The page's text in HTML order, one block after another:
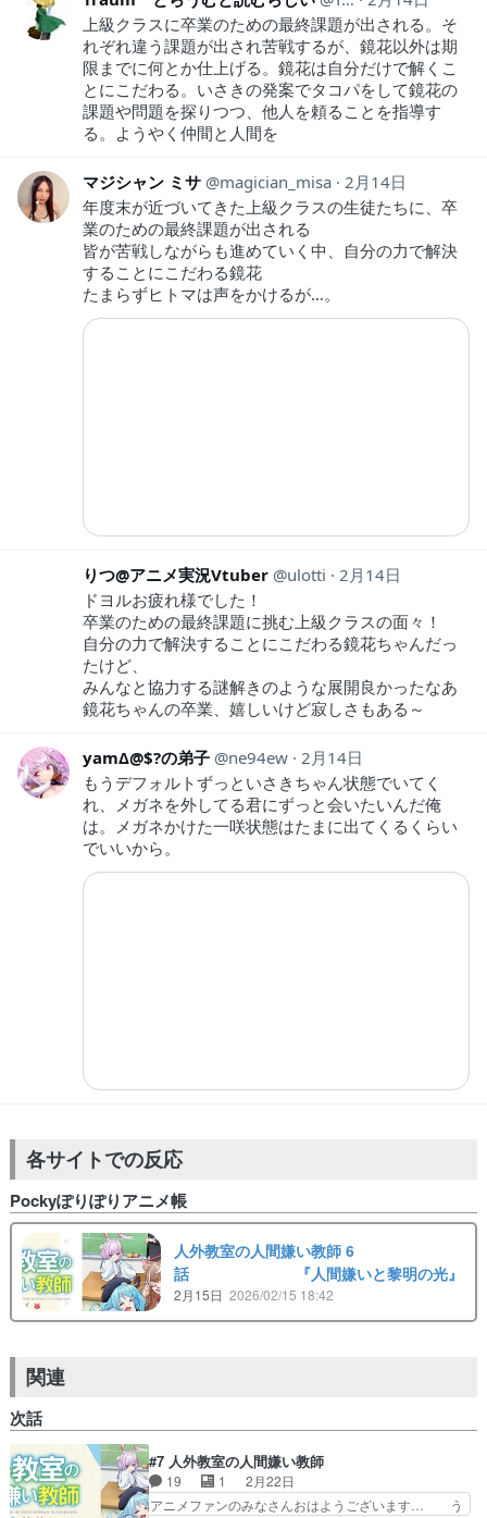
上級クラスに卒業のための最終課題が出される。そ
れぞれ違う課題が出され苦戦するが、鏡花以外は期
限までに何とか仕上げる。鏡花は自分だけで解くこ
とにこだわる。いさきの発案でタコパをして鏡花の
課題や問題を探りつつ、他人を頼ることを指導す
る。ようやく仲間と人間を
マジシャン ミサ magician_misa
2月14日
年度末が近づいてきた上級クラスの生徒たちに、卒
業のための最終課題が出される
皆が苦戦しながらも進めていく中、自分の力で解決
することにこだわる鏡花
たまらずヒトマは声をかけるが…。
りつ@アニメ実況Vtuber ulotti
2月14日
ドヨルお疲れ様でした！
卒業のための最終課題に挑む上級クラスの面々！
自分の力で解決することにこだわる鏡花ちゃんだっ
たけど、
みんなと協力する謎解きのような展開良かったなあ
鏡花ちゃんの卒業、嬉しいけど寂しさもある～
yamΔ@$?の弟子 ne94ew
2月14日
もうデフォルトずっといさきちゃん状態でいてく
れ、メガネを外してる君にずっと会いたいんだ俺
は。メガネかけた一咲状態はたまに出てくるくらい
でいいから。
各サイトでの反応
Pockyぽりぽりアニメ帳
人外教室の人間嫌い教師 6
話 『人間嫌いと黎明の光』
2月15日 2026/02/15 18:42
関連
次話
#7 人外教室の人間嫌い教師
19 1
2月22日
アニメファンのみなさんおはようございます… う